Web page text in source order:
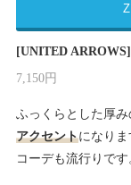
[UNITED
7,150円
ふっくらとした厚み
アクセントになり
コーデも流行りです